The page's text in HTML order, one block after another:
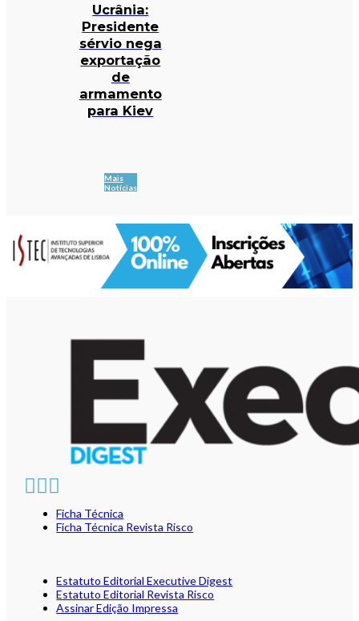
Ucrânia:
Presidente
sérvio nega
exportação
de
armamento
para Kiev
Mais
Notícias
Ficha Técnica
Ficha Técnica Revista Risco
Estatuto Editorial Executive Digest
Estatuto Editorial Revista Risco
Assinar Edição Impressa